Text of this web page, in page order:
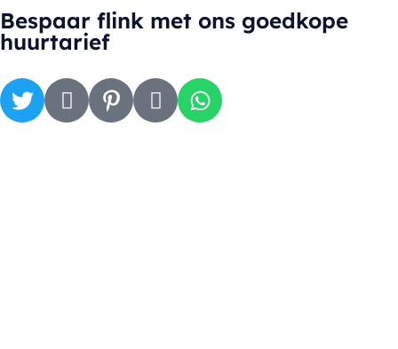
Bespaar flink met ons goedkope
huurtarief